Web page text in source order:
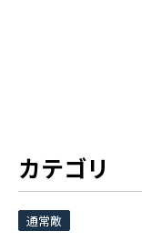
カテゴリ
通常敵